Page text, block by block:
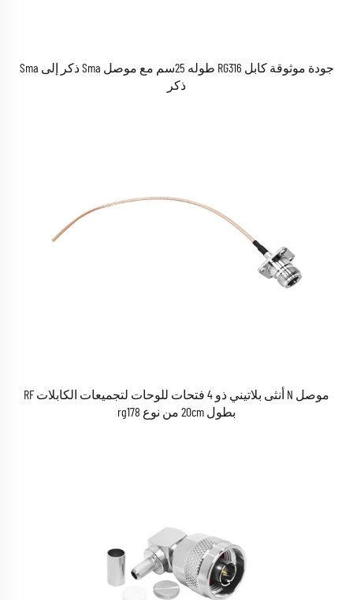
جودة موثوقة كابل RG316 طوله 25سم مع موصل Sma ذكر إلى Sma
ذكر
موصل N أنثى بلاتيني ذو 4 فتحات للوحات لتجميعات الكابلات RF
بطول 20cm من نوع rg178